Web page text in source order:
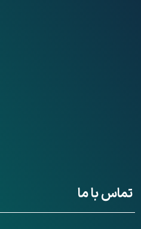
تماس با ما